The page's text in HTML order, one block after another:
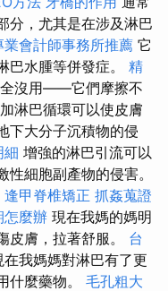
分，尤其是在涉及淋巴
業會計師事務所推薦 它
巴水腫等併發症。 精
沒用——它們摩擦不
淋巴循環可以使皮膚
下大分子沉積物的侵
細 增強的淋巴引流可以
細胞副產物的侵害。
逢甲脊椎矯正 抓姦蒐證
怎麼辦 現在我媽的媽明
皮膚，拉著舒服。 台
在我媽媽對淋巴有了更
什麼藥物。 毛孔粗大